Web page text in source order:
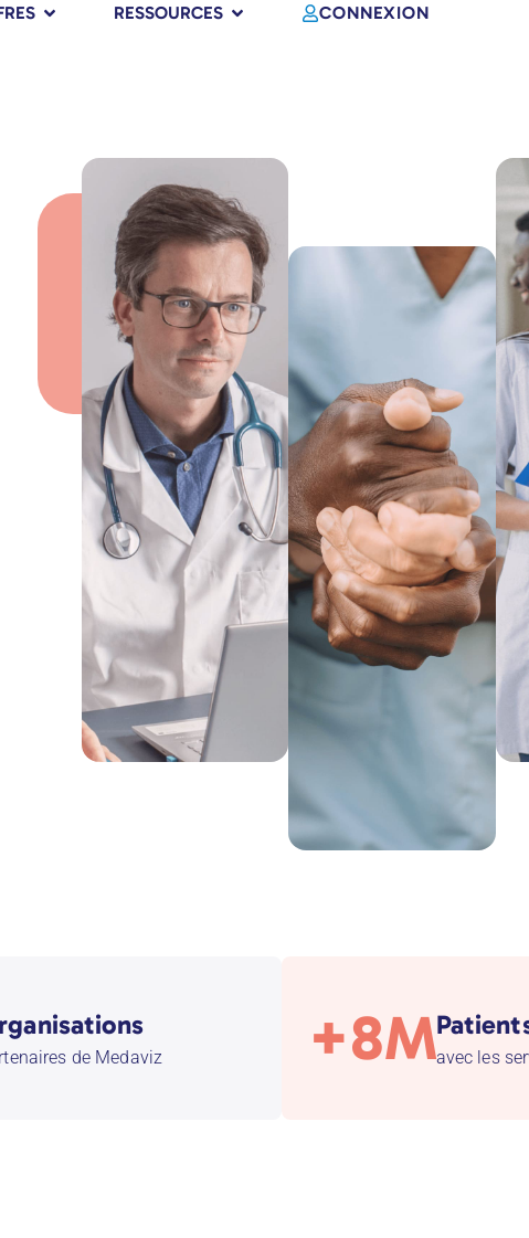
RESSOURCES CONNEXION
de Medaviz +8Mavec les